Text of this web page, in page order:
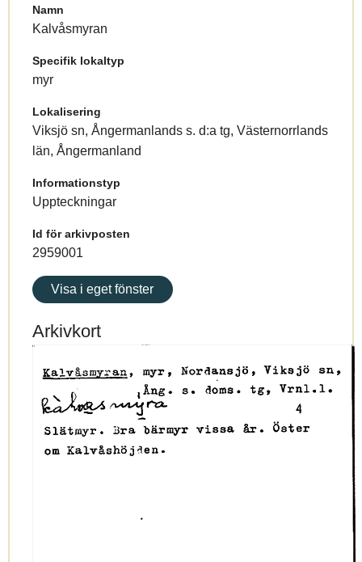
Namn
Kalvåsmyran
Specifik lokaltyp
myr
Lokalisering
Viksjö sn, Ångermanlands s. d:a tg, Västernorrlands
län, Ångermanland
Informationstyp
Uppteckningar
Id för arkivposten
2959001
Visa i eget fönster
Arkivkort